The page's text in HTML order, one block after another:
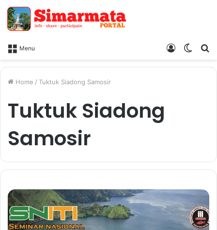
Menu
Switch
Log
Home / Tuktuk Siadong Samosir
Tuktuk Siadong
Samosir